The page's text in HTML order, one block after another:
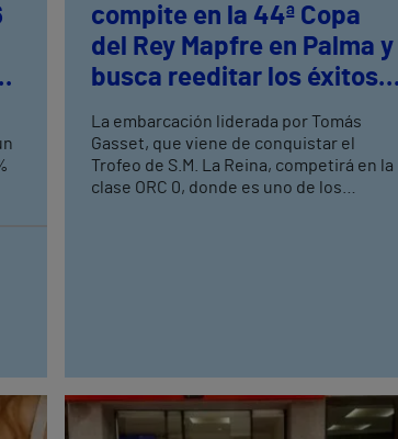
compite en la 44ª Copa
del Rey Mapfre en Palma y
busca reeditar los éxitos
Mediterráneo de Vela
La embarcación liderada por Tomás
Gasset, que viene de conquistar el
Trofeo de S.M. La Reina, competirá en la
clase ORC 0, donde es uno de los
maratones de España, el Atlético de
Madrid o el Trofeo Conde de Godó de